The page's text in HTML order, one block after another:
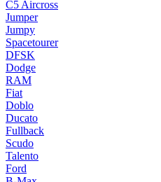
C5 Aircross
Jumper
Jumpy
Spacetourer
DFSK
Dodge
RAM
Fiat
Doblo
Ducato
Fullback
Scudo
Talento
Ford